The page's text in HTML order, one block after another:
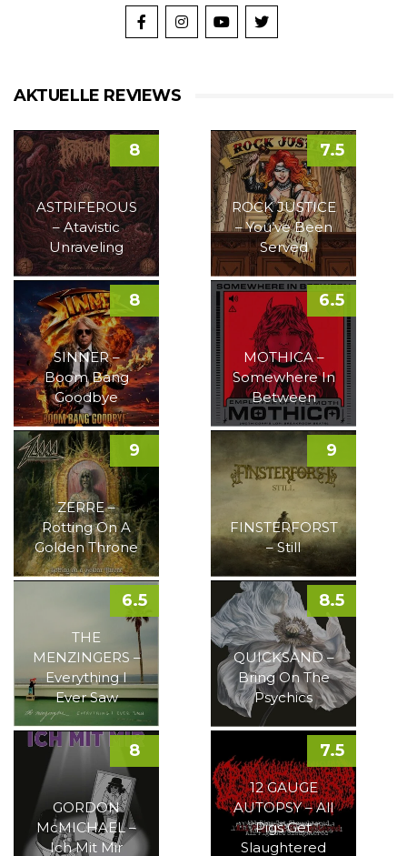
AKTUELLE REVIEWS
ASTRIFEROUS
– Atavistic
Unraveling
8
ROCK JUSTICE
– You’ve Been
Served
7.5
SINNER –
Boom Bang
Goodbye
8
MOTHICA –
Somewhere In
Between
6.5
ZERRE –
Rotting On A
Golden Throne
9
FINSTERFORST
– Still
9
THE
MENZINGERS –
Everything I
Ever Saw
6.5
QUICKSAND –
Bring On The
Psychics
8.5
GORDON
McMICHAEL –
Ich Mit Mir
8
12 GAUGE
AUTOPSY – All
Pigs Get
Slaughtered
7.5